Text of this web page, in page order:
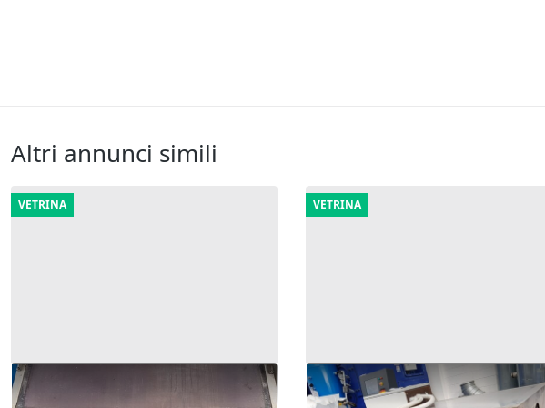
Altri annunci simili
VETRINA
12#8357 Macchina lavaggio
VETRINA
11#8357 Macchina di lavaggio